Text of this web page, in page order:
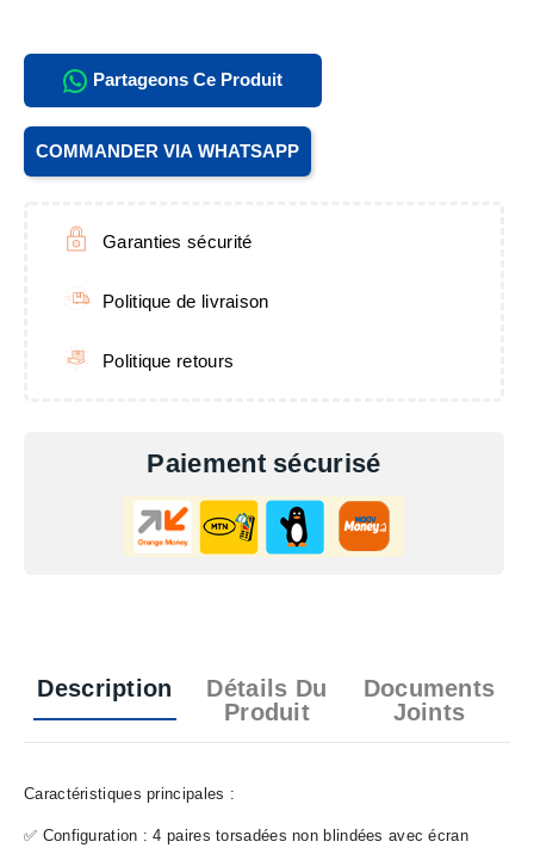
Partageons Ce Produit
COMMANDER VIA WHATSAPP
Garanties sécurité
Politique de livraison
Politique retours
Paiement sécurisé
Description
Détails Du
Produit
Documents
Joints
Caractéristiques principales :
✅ Configuration : 4 paires torsadées non blindées avec écran